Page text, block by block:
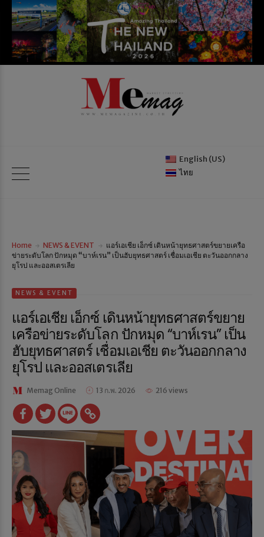
English (US)
ไทย
Home NEWS & EVENT
แอร์เอเชีย เอ็กซ์ เดินหน้ายุทธศาสตร์ขยายเครือ
ข่ายระดับโลก ปักหมุด “บาห์เรน” เป็นฮับยุทธศาสตร์ เชื่อมเอเชีย ตะวันออกกลาง
ยุโรป และออสเตรเลีย
NEWS & EVENT
แอร์เอเชีย เอ็กซ์ เดินหน้ายุทธศาสตร์ขยาย
เครือข่ายระดับโลก ปักหมุด “บาห์เรน” เป็น
ฮับยุทธศาสตร์ เชื่อมเอเชีย ตะวันออกกลาง
ยุโรป และออสเตรเลีย
Memag Online 13 ก.พ. 2026 216 views